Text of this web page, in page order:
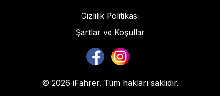
Gizlilik Politikası
Şartlar ve Koşullar
© 2026 iFahrer. Tüm hakları saklıdır.